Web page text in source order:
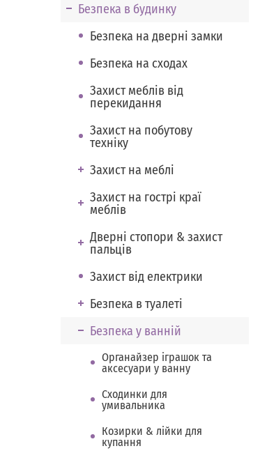
Безпека в будинку
Безпека на дверні замки
Безпека на сходах
Захист меблів від
перекидання
Захист на побутову
техніку
Захист на меблі
Захист на гострі краї
меблів
Дверні стопори & захист
пальців
Захист від електрики
Безпека в туалеті
Безпека у ванній
Органайзер іграшок та
аксесуари у ванну
Сходинки для
умивальника
Козирки & лійки для
купання